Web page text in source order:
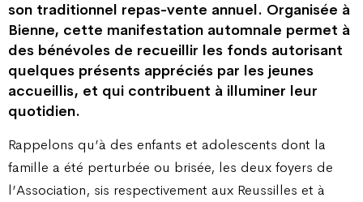
son traditionnel repas-vente annuel. Organisée à
Bienne, cette manifestation automnale permet à
des bénévoles de recueillir les fonds autorisant
quelques présents appréciés par les jeunes
accueillis, et qui contribuent à illuminer leur
quotidien.
Rappelons qu’à des enfants et adolescents dont la
famille a été perturbée ou brisée, les deux foyers de
l’Association, sis respectivement aux Reussilles et à